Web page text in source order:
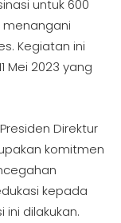
untuk 600
menangani
Kegiatan ini
Mei 2023 yang
Direktur
komitmen
kepada
dilakukan.